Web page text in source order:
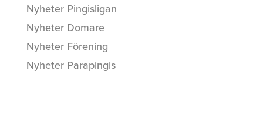
Nyheter Pingisligan
Nyheter Domare
Nyheter Förening
Nyheter Parapingis